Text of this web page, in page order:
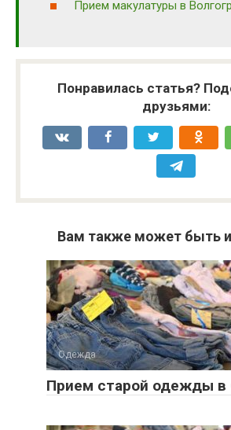
Прием макулатуры в
Понравилась статья?
друзьями:
Вам также может быть
Одежда
Прием старой одежды в